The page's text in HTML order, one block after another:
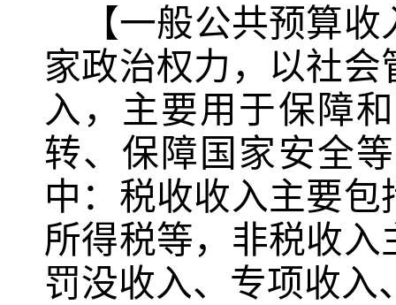
【一般公共预算
家政治权力，以社
入，主要用于保障
转、保障国家安全
中：税收收入主要
所得税等，非税收
罚没收入、专项收入